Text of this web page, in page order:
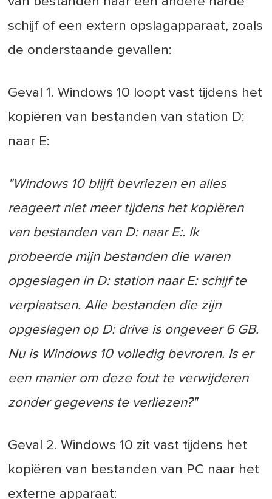
schijf of een extern opslagapparaat, zoals
de onderstaande gevallen:
Geval 1. Windows 10 loopt vast tijdens het
kopiëren van bestanden van station D:
naar E:
"Windows 10 blijft bevriezen en alles
reageert niet meer tijdens het kopiëren
van bestanden van D: naar E:. Ik
probeerde mijn bestanden die waren
opgeslagen in D: station naar E: schijf te
verplaatsen. Alle bestanden die zijn
opgeslagen op D: drive is ongeveer 6 GB.
Nu is Windows 10 volledig bevroren. Is er
een manier om deze fout te verwijderen
zonder gegevens te verliezen?"
Geval 2. Windows 10 zit vast tijdens het
kopiëren van bestanden van PC naar het
externe apparaat: